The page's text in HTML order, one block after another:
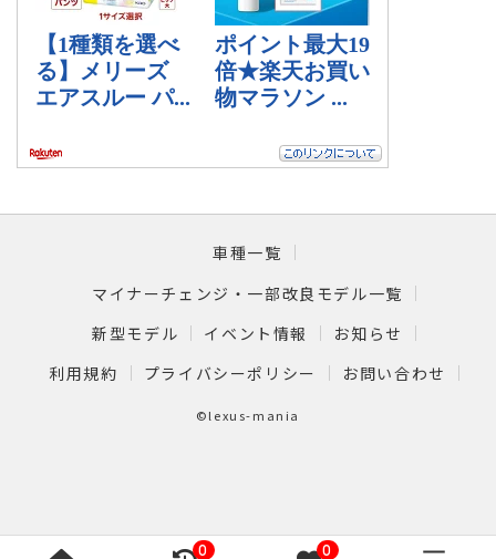
車種一覧
マイナーチェンジ・一部改良モデル一覧
新型モデル
イベント情報
お知らせ
利用規約
プライバシーポリシー お問い合わせ
©lexus-mania
0 0